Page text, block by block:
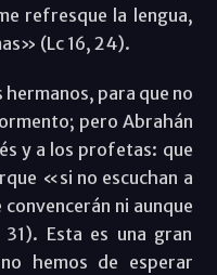
refresque la lengua,
(Lc 16, 24).
hermanos, para que no
pero Abrahán
y a los profetas: que
«si no escuchan a
ni aunque
Esta es una gran
hemos de esperar